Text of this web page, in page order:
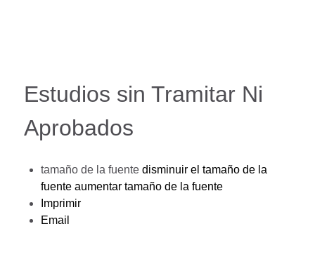
Estudios sin Tramitar Ni
Aprobados
tamaño de la fuente disminuir el tamaño de la
fuente aumentar tamaño de la fuente
Imprimir
Email